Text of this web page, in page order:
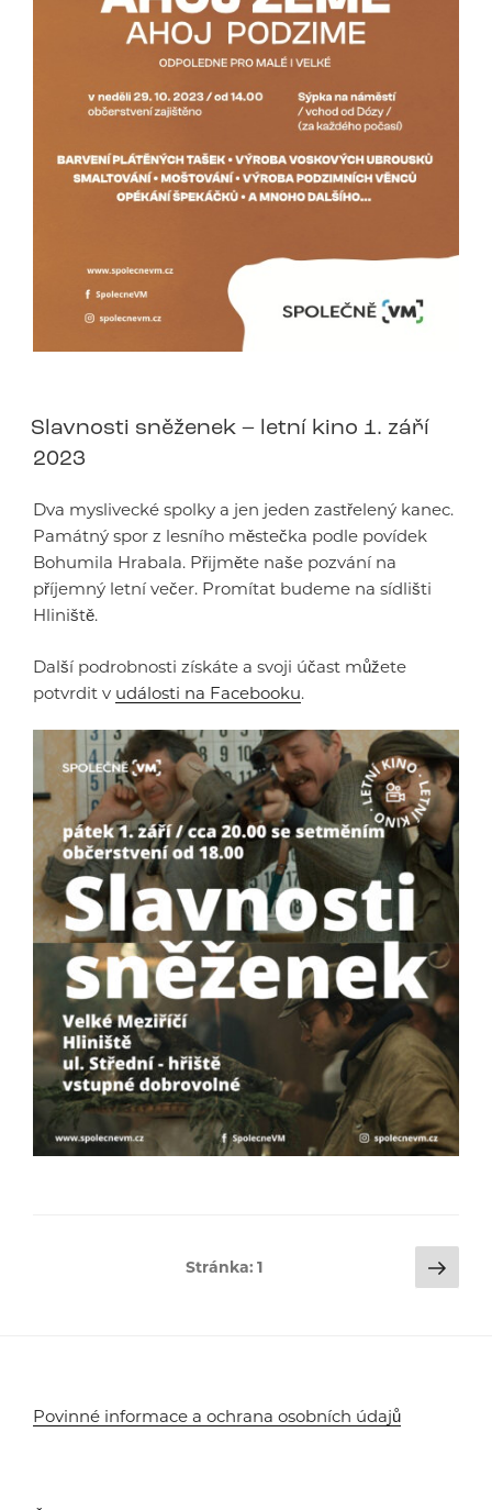
Slavnosti sněženek – letní kino 1. září
2023
Dva myslivecké spolky a jen jeden zastřelený kanec.
Památný spor z lesního městečka podle povídek
Bohumila Hrabala. Přijměte naše pozvání na
příjemný letní večer. Promítat budeme na sídlišti
Hliniště.
Další podrobnosti získáte a svoji účast můžete
potvrdit v události na Facebooku.
Stránka:1
Povinné informace a ochrana osobních údajů